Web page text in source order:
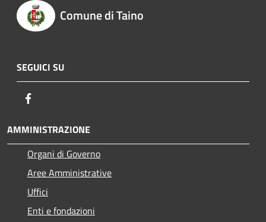
Comune di Taino
SEGUICI SU
AMMINISTRAZIONE
Organi di Governo
Aree Amministrative
Uffici
Enti e fondazioni